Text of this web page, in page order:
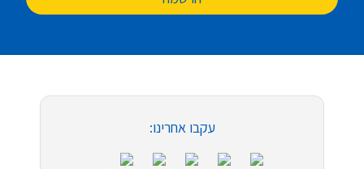
עקבו אחרינו: